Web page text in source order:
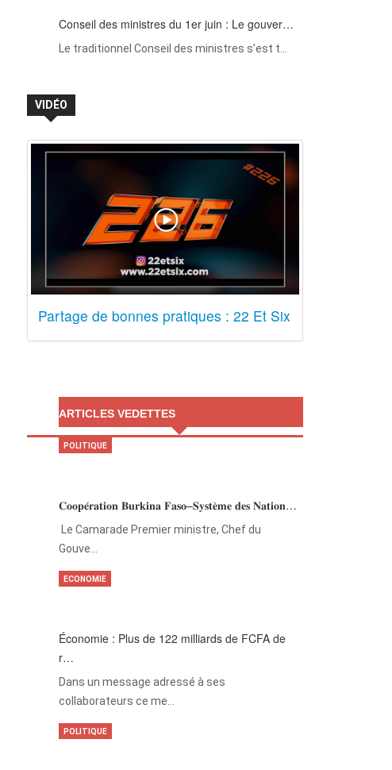
Conseil des ministres du 1er juin : Le gouver…
Le traditionnel Conseil des ministres s’est t…
VIDÉO
Partage de bonnes pratiques : 22 Et Six
ARTICLES VEDETTES
𝐂𝐨𝐨𝐩𝐞́𝐫𝐚𝐭𝐢𝐨𝐧 𝐁𝐮𝐫𝐤𝐢𝐧𝐚 𝐅𝐚𝐬𝐨–𝐒𝐲𝐬𝐭𝐞̀𝐦𝐞 𝐝𝐞𝐬 𝐍𝐚𝐭𝐢𝐨𝐧…
‎Le Camarade Premier ministre, Chef du
Gouve…
POLITIQUE
Économie : Plus de 122 milliards de FCFA de
r…
Dans un message adressé à ses
collaborateurs ce me…
ECONOMIE
POLITIQUE